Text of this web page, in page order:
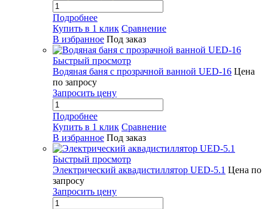
Подробнее
Купить в 1 клик Сравнение
В избранное Под заказ
Быстрый просмотр
Водяная баня с прозрачной ванной UED-16 Цена
по запросу
Запросить цену
Подробнее
Купить в 1 клик Сравнение
В избранное Под заказ
Быстрый просмотр
Электрический аквадистиллятор UED-5.1 Цена по
запросу
Запросить цену